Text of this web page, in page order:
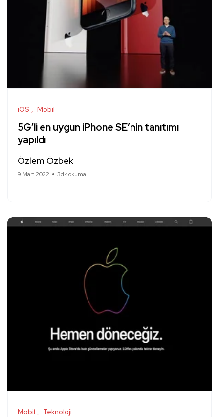
iOS Mobil
5G’li en uygun iPhone SE’nin tanıtımı
yapıldı
Özlem Özbek
9 Mart 2022 3dk okuma
Mobil Teknoloji